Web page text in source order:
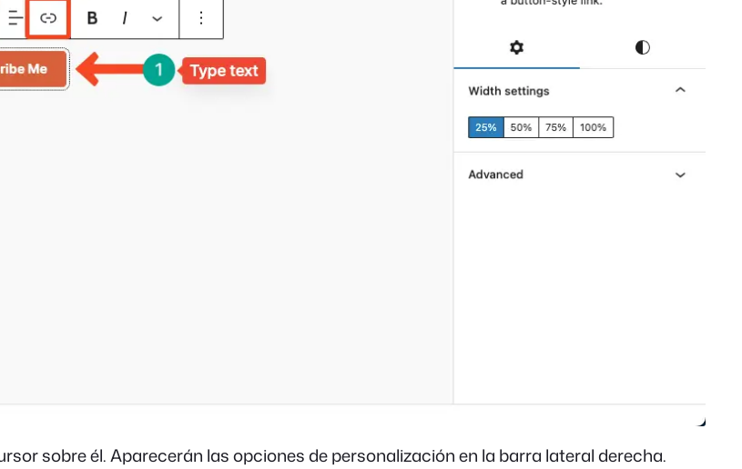
sobre él. Aparecerán las opciones de personalización en la barra lateral derecha.